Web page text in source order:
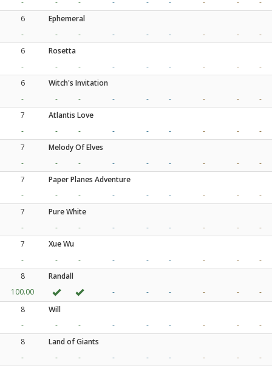
- - - - - - - -
-
6
Ephemeral
-
- - - - - - -
-
6
Rosetta
-
- - - - - - -
-
6
Witch's Invitation
-
- - - - - - -
-
7
Atlantis Love
-
- - - - - - -
-
7
Melody Of Elves
-
- - - - - - -
-
7
Paper Planes Adventure
-
- - - - - - -
-
7
Pure White
-
- - - - - - -
-
7
Xue Wu
-
- - - - - - -
-
8
Randall
100.00
- - - - -
-
8
Will
-
- - - - - - -
-
8
Land of Giants
-
- - - - - - -
-